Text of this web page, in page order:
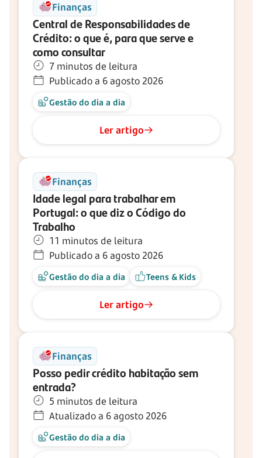
Finanças
Central de Responsabilidades de
Crédito: o que é, para que serve e
como consultar
7 minutos de leitura
Publicado a 6 agosto 2026
Gestão do dia a dia
Ler artigo
Finanças
Idade legal para trabalhar em
Portugal: o que diz o Código do
Trabalho
11 minutos de leitura
Publicado a 6 agosto 2026
Gestão do dia a dia Teens & Kids
Ler artigo
Finanças
Posso pedir crédito habitação sem
entrada?
5 minutos de leitura
Atualizado a 6 agosto 2026
Gestão do dia a dia